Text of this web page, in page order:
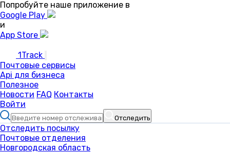
Попробуйте наше приложение в
Google Play
и
App Store
1Track
Почтовые сервисы
Api для бизнеса
Полезное
Новости FAQ Контакты
Войти
Отследить
Отследить посылку
Почтовые отделения
Новгородская область